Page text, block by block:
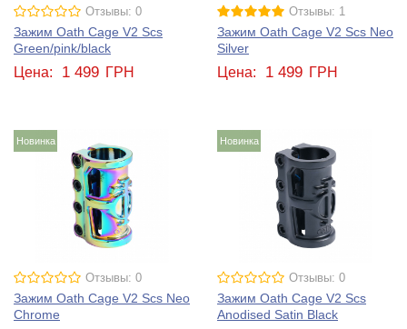
Отзывы: 0
Зажим Oath Cage V2 Scs
Green/pink/black
Цена: 1 499 ГРН
Отзывы: 1
Зажим Oath Cage V2 Scs Neo
Silver
Цена: 1 499 ГРН
Новинка
Отзывы: 0
Зажим Oath Cage V2 Scs Neo
Chrome
Новинка
Отзывы: 0
Зажим Oath Cage V2 Scs
Anodised Satin Black